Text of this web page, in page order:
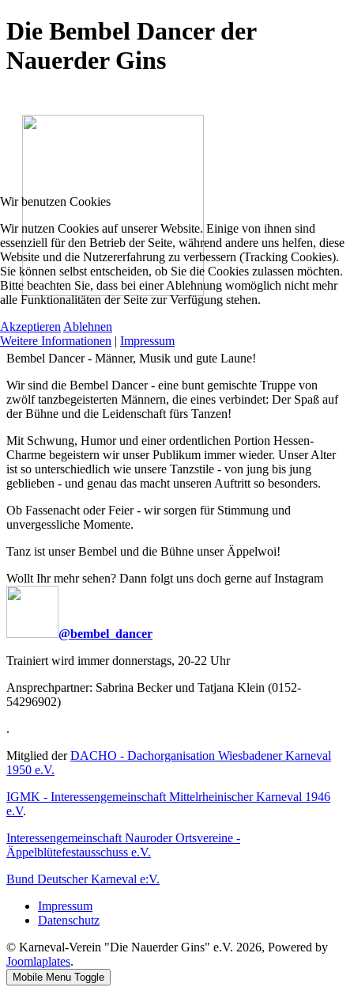
Die Bembel Dancer der
Nauerder Gins
Bembel Dancer - Männer, Musik und gute Laune!
Wir sind die Bembel Dancer - eine bunt gemischte Truppe von
zwölf tanzbegeisterten Männern, die eines verbindet: Der Spaß auf
der Bühne und die Leidenschaft fürs Tanzen!
Mit Schwung, Humor und einer ordentlichen Portion Hessen-
Charme begeistern wir unser Publikum immer wieder. Unser Alter
ist so unterschiedlich wie unsere Tanzstile - von jung bis jung
geblieben - und genau das macht unseren Auftritt so besonders.
Ob Fassenacht oder Feier - wir sorgen für Stimmung und
unvergessliche Momente.
Tanz ist unser Bembel und die Bühne unser Äppelwoi!
Wollt Ihr mehr sehen? Dann folgt uns doch gerne auf Instagram
@bembel_dancer
Trainiert wird immer donnerstags, 20-22 Uhr
Ansprechpartner: Sabrina Becker und Tatjana Klein (0152-
54296902)
.
Mitglied derDACHO - Dachorganisation Wiesbadener Karneval
1950 e.V.
IGMK - Interessengemeinschaft Mittelrheinischer Karneval 1946
e.V.
Interessengemeinschaft Nauroder Ortsvereine -
Äppelblütefestausschuss e.V.
Bund Deutscher Karneval e:V.
Impressum
Datenschutz
© Karneval-Verein "Die Nauerder Gins" e.V. 2026, Powered by
Joomlaplates.
Mobile Menu Toggle
Wir benutzen Cookies
Wir nutzen Cookies auf unserer Website. Einige von ihnen sind
essenziell für den Betrieb der Seite, während andere uns helfen, diese
Website und die Nutzererfahrung zu verbessern (Tracking Cookies).
Sie können selbst entscheiden, ob Sie die Cookies zulassen möchten.
Bitte beachten Sie, dass bei einer Ablehnung womöglich nicht mehr
alle Funktionalitäten der Seite zur Verfügung stehen.
Akzeptieren Ablehnen
Weitere Informationen | Impressum